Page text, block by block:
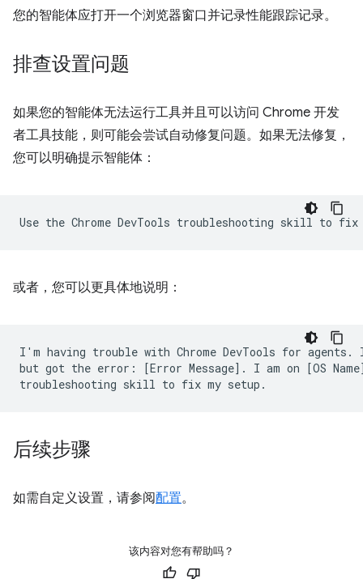
您的智能体应打开一个浏览器窗口并记录性能跟踪记录。
排查设置问题
如果您的智能体无法运行工具并且可以访问 Chrome 开发
者工具技能，则可能会尝试自动修复问题。如果无法修复，
您可以明确提示智能体：
或者，您可以更具体地说明：
I'm having trouble with Chrome DevTools for
but got the error: [Error Message]. I am on [OS
后续步骤
如需自定义设置，请参阅配置。
该内容对您有帮助吗？